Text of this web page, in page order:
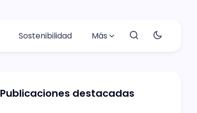
Sostenibilidad Más
Publicaciones destacadas